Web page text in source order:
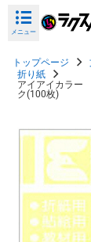
メニュー
トップページ
折り紙
アイアイカラ
ク(100枚)